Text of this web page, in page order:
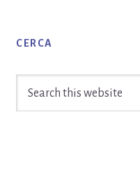
Primary
Sidebar
CERCA